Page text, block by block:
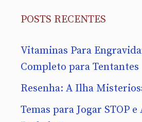
POSTS RECENTES
Vitaminas Para
Completo para Tentantes
Resenha: A Ilha
Temas para Jogar STOP